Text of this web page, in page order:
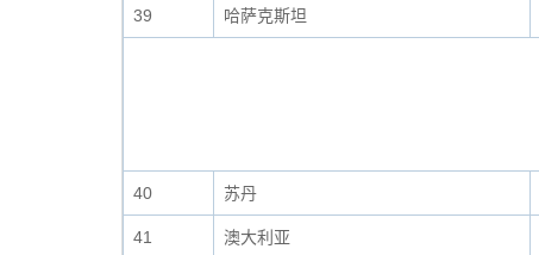
39 哈萨克斯坦
40 苏丹
41 澳大利亚